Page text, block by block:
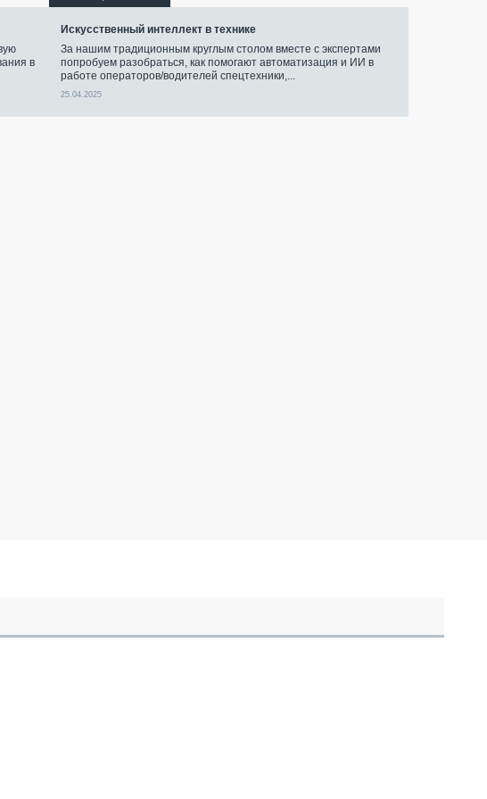
в
Искусственный интеллект в технике
За нашим традиционным круглым столом вместе с экспертами
попробуем разобраться, как помогают автоматизация и ИИ в
работе операторов/водителей спецтехники,...
25.04.2025